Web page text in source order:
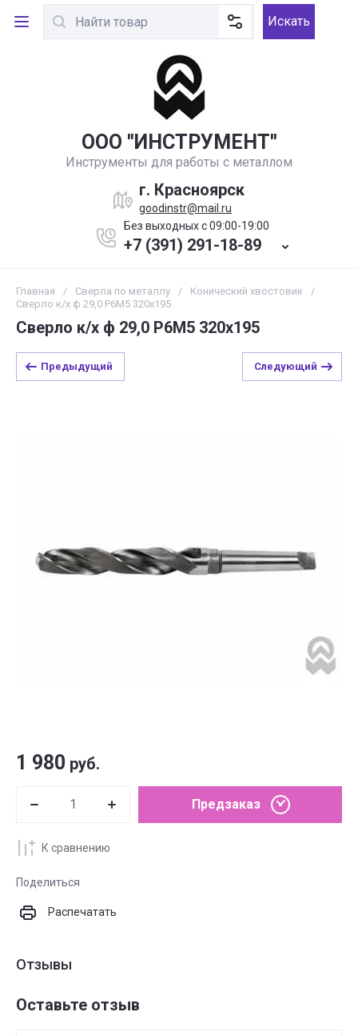
ООО ''ИНСТРУМЕНТ''
Инструменты для работы с металлом
г. Красноярск
goodinstr@mail.ru
Без выходных с 09:00-19:00
+7 (391) 291-18-89
Искать
Главная / Сверла по металлу / Конический хвостовик
/
Сверло к/х ф 29,0 Р6М5 320х195
Сверло к/х ф 29,0 Р6М5 320х195
Предыдущий Следующий
1 980 руб.
Предзаказ
К сравнению
Поделиться
Распечатать
Отзывы
Оставьте отзыв